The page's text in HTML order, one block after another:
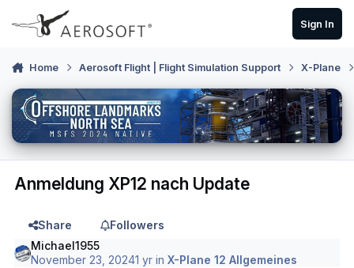
Skip to content
Sign In
Home Aerosoft Flight | Flight Simulation Support X-Plane
Anmeldung XP12 nach Update
Share
Followers
Michael1955
November 23, 20241 yr inX-Plane 12 Allgemeines